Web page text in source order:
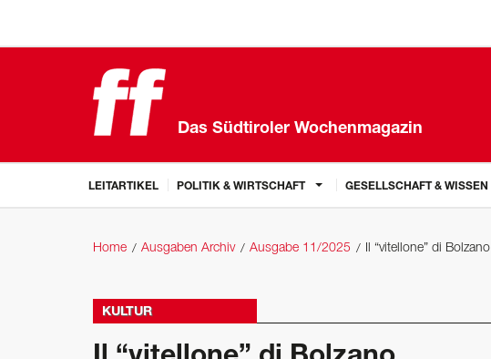
Das Südtiroler Wochenmagazin
LEITARTIKEL POLITIK & WIRTSCHAFT GESELLSCHAFT & WISSEN
Home Ausgaben Archiv Ausgabe 11/2025 Il “vitellone” di Bolzano
KULTUR